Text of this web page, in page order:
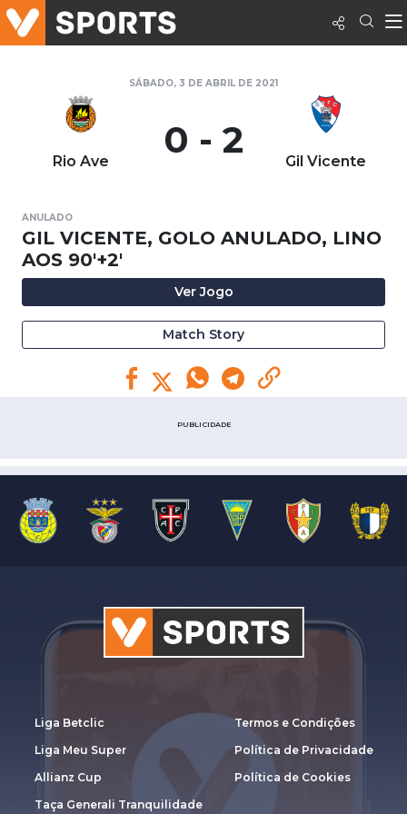
SÁBADO, 3 DE ABRIL DE 2021
Rio Ave 0 - 2 Gil Vicente
ANULADO
GIL VICENTE, GOLO ANULADO, LINO
AOS 90'+2'
Ver Jogo
Match Story
PUBLICIDADE
Liga Betclic
Liga Meu Super
Allianz Cup
Taça Generali Tranquilidade
Termos e Condições
Política de Privacidade
Política de Cookies